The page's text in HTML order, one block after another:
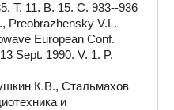
Т. 11. В. 15. С. 933--936
Preobrazhensky V.L.
European Conf.
Sept. 1990. V. 1. P.
К.В., Стальмахов
и